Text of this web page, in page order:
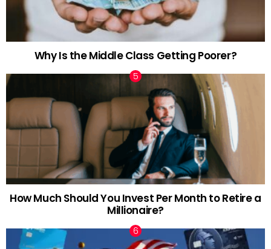
Why Is the Middle Class Getting Poorer?
How Much Should You Invest Per Month to Retire a
Millionaire?